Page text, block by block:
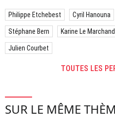
Philippe Etchebest Cyril Hanouna
Stéphane Bern Karine Le Marchand
Julien Courbet
TOUTES LES
SUR LE MÊME